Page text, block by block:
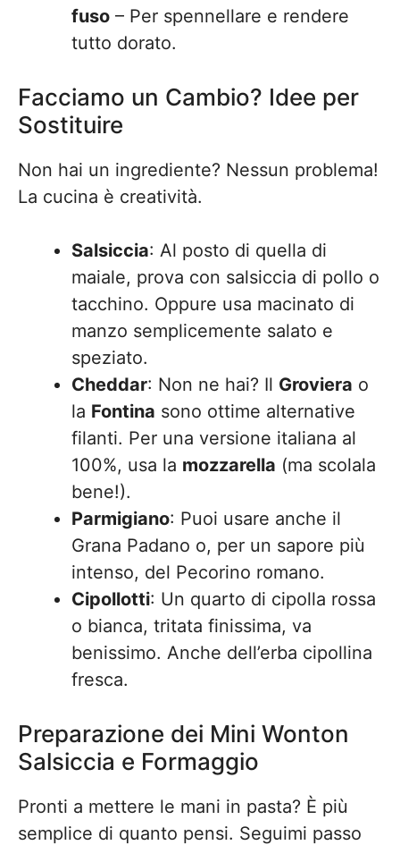
fuso – Per spennellare e rendere
tutto dorato.
Facciamo un Cambio? Idee per
Sostituire
Non hai un ingrediente? Nessun problema!
La cucina è creatività.
Salsiccia: Al posto di quella di
maiale, prova con salsiccia di pollo o
tacchino. Oppure usa macinato di
manzo semplicemente salato e
speziato.
Cheddar: Non ne hai? Il Groviera o
la Fontina sono ottime alternative
filanti. Per una versione italiana al
100%, usa la mozzarella (ma scolala
bene!).
Parmigiano: Puoi usare anche il
Grana Padano o, per un sapore più
intenso, del Pecorino romano.
Cipollotti: Un quarto di cipolla rossa
o bianca, tritata finissima, va
benissimo. Anche dell’erba cipollina
fresca.
Preparazione dei Mini Wonton
Salsiccia e Formaggio
Pronti a mettere le mani in pasta? È più
semplice di quanto pensi. Seguimi passo